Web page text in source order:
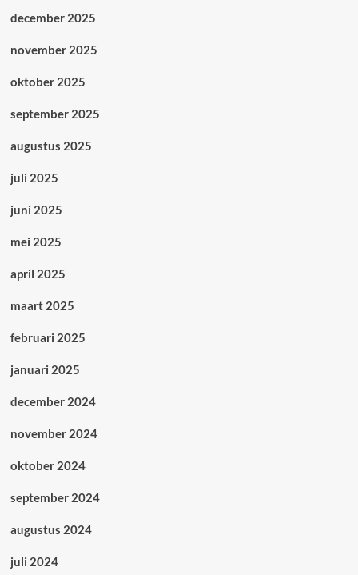
december 2025
november 2025
oktober 2025
september 2025
augustus 2025
juli 2025
juni 2025
mei 2025
april 2025
maart 2025
februari 2025
januari 2025
december 2024
november 2024
oktober 2024
september 2024
augustus 2024
juli 2024